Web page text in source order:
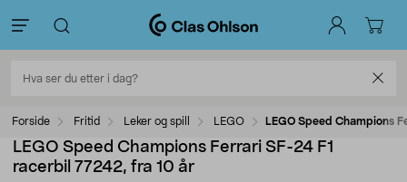
Forside Fritid Leker og spill LEGO LEGO Speed Champions
LEGO Speed Champions Ferrari SF-24 F1
racerbil 77242, fra 10 år